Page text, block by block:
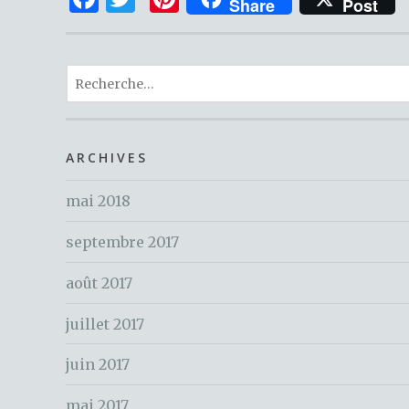
c
e
o
o
k
it
te
te
Share Post
e
h
r
e
:
ARCHIVES
mai 2018
septembre 2017
août 2017
juillet 2017
juin 2017
mai 2017